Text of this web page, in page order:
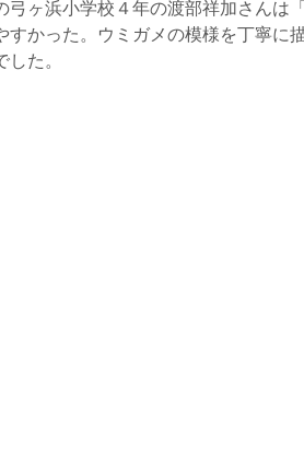
弓ヶ浜小学校４年の渡部祥加さんは
すかった。ウミガメの模様を丁寧に
た。